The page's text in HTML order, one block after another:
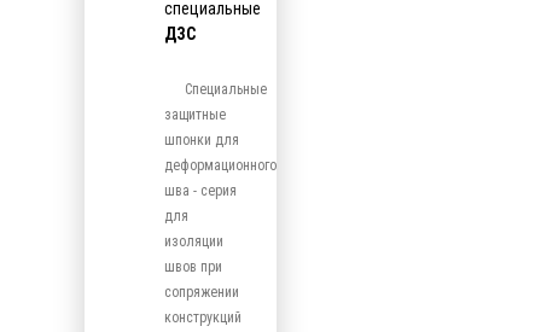
специальные
ДЗС
Специальные
защитные
шпонки для
деформационного
шва - серия
для
изоляции
швов при
сопряжении
конструкций